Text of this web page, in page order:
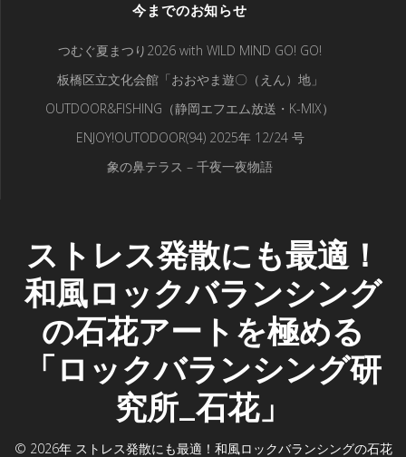
今までのお知らせ
つむぐ夏まつり2026 with WILD MIND GO! GO!
板橋区立文化会館「おおやま遊〇（えん）地」
OUTDOOR&FISHING（静岡エフエム放送・K-MIX）
ENJOY!OUTODOOR(94) 2025年 12/24 号
象の鼻テラス – 千夜一夜物語
ストレス発散にも最適！
和風ロックバランシング
の石花アートを極める
「ロックバランシング研
究所_石花」
© 2026年 ストレス発散にも最適！和風ロックバランシングの石花